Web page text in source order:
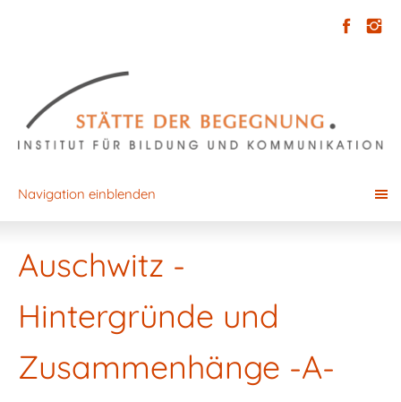
Navigation einblenden
Auschwitz -
Hintergründe und
Zusammenhänge -A-